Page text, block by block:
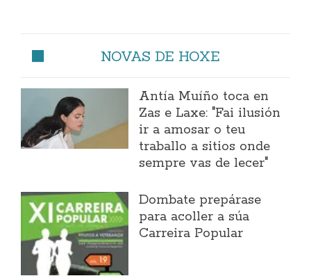
NOVAS DE HOXE
Antía Muíño toca en
Zas e Laxe: "Fai ilusión
ir a amosar o teu
traballo a sitios onde
sempre vas de lecer"
Dombate prepárase
para acoller a súa
Carreira Popular